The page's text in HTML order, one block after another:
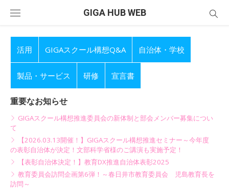
GIGA HUB WEB
活用 GIGAスクール構想Q&A 自治体・学校
製品・サービス 研修 宣言書
重要なお知らせ
GIGAスクール構想推進委員会の新体制と部会メンバー募集につい
て
【2026.03.13開催！】GIGAスクール構想推進セミナー～今年度
の表彰自治体が決定！文部科学省様のご講演も実施予定！
【表彰自治体決定！】教育DX推進自治体表彰2025
教育委員会訪問企画第6弾！～春日井市教育委員会 児島教育長を
訪問～